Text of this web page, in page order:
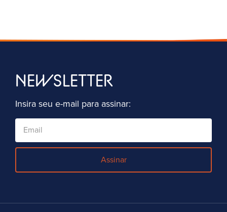
NEWSLETTER
Insira seu e-mail para assinar:
Assinar